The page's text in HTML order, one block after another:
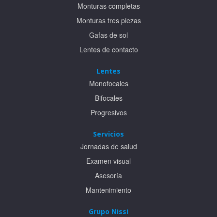
Monturas completas
Monturas tres piezas
Gafas de sol
Lentes de contacto
Lentes
Monofocales
Bifocales
Progresivos
Servicios
Jornadas de salud
Examen visual
Asesoría
Mantenimiento
Grupo Nissi